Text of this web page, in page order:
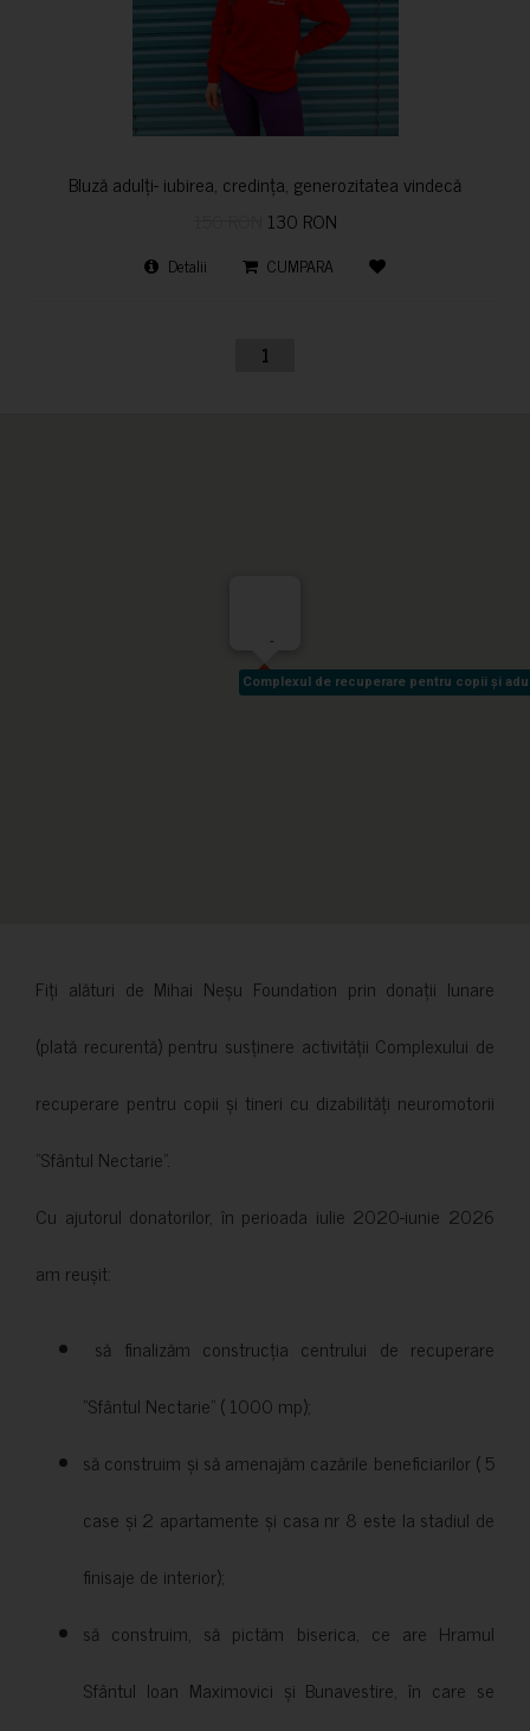
Bluză adulți- iubirea, credința, generozitatea vindecă
130 RON
Detalii CUMPARA
1
Complexul de recuperare pentru copii și
Complexul de recuperare pentru copii și
-
Fiți alături de Mihai Neșu Foundation prin donații lunare
(plată recurentă) pentru susținere activității Complexului de
recuperare pentru copii și tineri cu dizabilități neuromotorii
”Sfântul Nectarie”.
Cu ajutorul donatorilor, în perioada iulie 2020-iunie 2026
am reușit:
să finalizăm construcția centrului de recuperare
”Sfântul Nectarie” ( 1000 mp);
să construim și să amenajăm cazările beneficiarilor ( 5
case și 2 apartamente și casa nr 8 este la stadiul de
finisaje de interior);
să construim, să pictăm biserica, ce are Hramul
Sfântul Ioan Maximovici și Bunavestire, în care se